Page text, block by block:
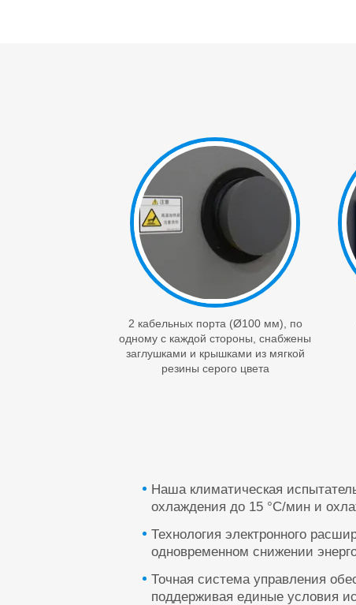
2 кабельных порта (Ø100 мм), по
одному с каждой стороны, снабжены
заглушками и крышками из мягкой
резины серого цвета
Наша климатическая
охлаждения до 15 °C/мин и
Технология электронного
одновременном снижении
Точная система управления
поддерживая единые условия